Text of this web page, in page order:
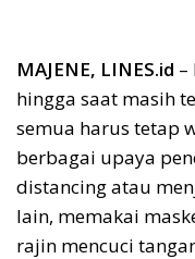
MAJENE, LINES.id –
hingga saat masih
semua harus tetap
berbagai upaya
distancing atau
lain, memakai
rajin mencuci